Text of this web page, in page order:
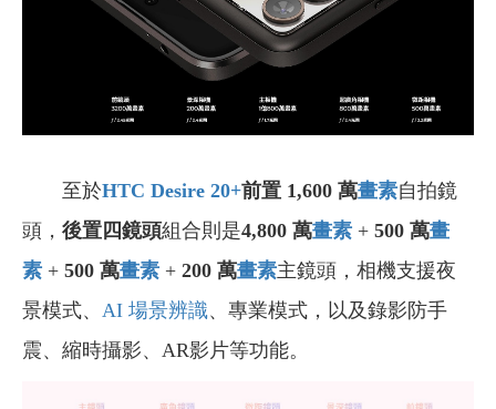
至於HTC Desire 20+前置 1,600 萬畫素自拍鏡
頭， 後置四鏡頭組合則是4,800 萬畫素 + 500 萬畫
素 + 500 萬畫素 + 200 萬畫素主鏡頭，相機支援夜
景模式、 AI 場景辨識、專業模式，以及錄影防手
震、縮時攝影、AR影片等功能。